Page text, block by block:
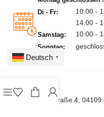
Di - Fr:
10.00 -
14.00 -
Samstag: 10.00 -
Sonntag:
Burgstraße 4, 04109
Deutsch ▼